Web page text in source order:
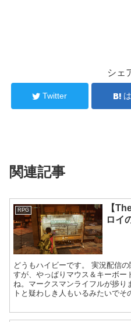
シェ
Twitter
関連記事
RPG
【
ロイ
どうもハイビーです。 実況配信
すが、やっぱりマウス＆キーボー
ね。マークスマンライフルが捗り
トと疑わしき人もいるみたいでそ